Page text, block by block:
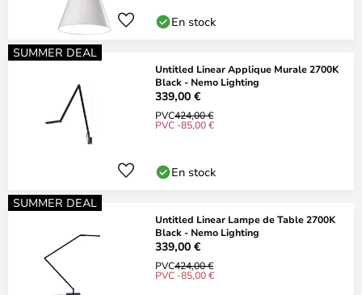
En stock
SUMMER DEAL
Untitled Linear Applique Murale 2700K
Black - Nemo Lighting
339,00 €
PVC424,00 €
PVC -85,00 €
En stock
SUMMER DEAL
Untitled Linear Lampe de Table 2700K
Black - Nemo Lighting
339,00 €
PVC424,00 €
PVC -85,00 €